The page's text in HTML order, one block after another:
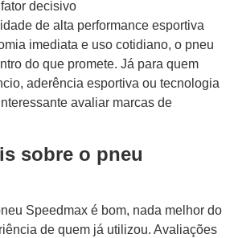
decisivo
de alta performance esportiva
imediata e uso cotidiano, o pneu
do que promete. Já para quem
aderência esportiva ou tecnologia
avaliar marcas de
sobre o pneu
Speedmax é bom, nada melhor do
de quem já utilizou. Avaliações